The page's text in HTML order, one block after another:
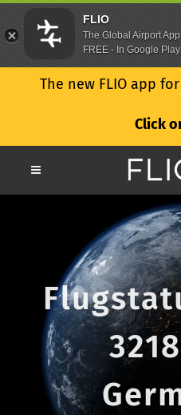
The new FLIO app
Click
FLIO
The Global Airport App
FREE - In Google Play